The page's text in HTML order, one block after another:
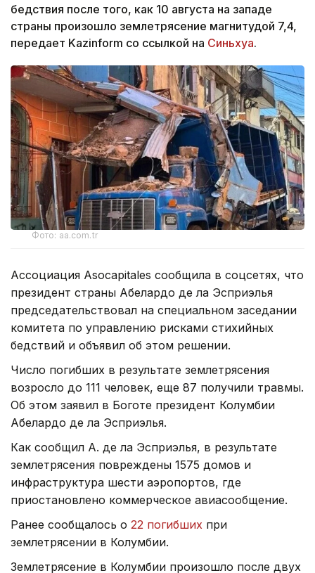
бедствия после того, как 10 августа на западе
страны произошло землетрясение магнитудой 7,4,
передает Kazinform со ссылкой на Синьхуа.
Фото: aa.com.tr
Ассоциация Asocapitales сообщила в соцсетях, что
президент страны Абелардо де ла Эсприэлья
председательствовал на специальном заседании
комитета по управлению рисками стихийных
бедствий и объявил об этом решении.
Число погибших в результате землетрясения
возросло до 111 человек, еще 87 получили травмы.
Об этом заявил в Боготе президент Колумбии
Абелардо де ла Эсприэлья.
Как сообщил А. де ла Эсприэлья, в результате
землетрясения повреждены 1575 домов и
инфраструктура шести аэропортов, где
приостановлено коммерческое авиасообщение.
Ранее сообщалось о 22 погибших при
землетрясении в Колумбии.
Землетрясение в Колумбии произошло после двух